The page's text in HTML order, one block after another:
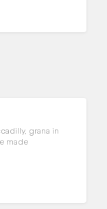
grana in
made